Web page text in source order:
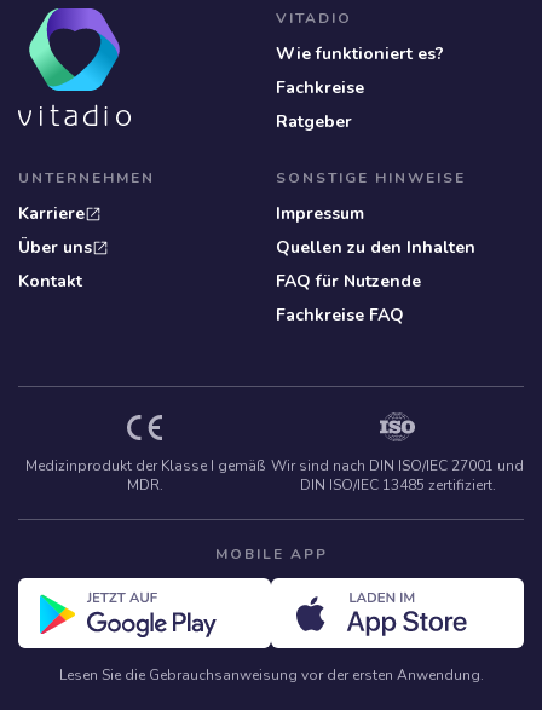
VITADIO
Wie funktioniert es?
Fachkreise
Ratgeber
UNTERNEHMEN
Karriereopen_in_new
Über unsopen_in_new
Kontakt
SONSTIGE HINWEISE
Impressum
Quellen zu den Inhalten
FAQ für Nutzende
Fachkreise FAQ
Medizinprodukt der Klasse I gemäß
MDR.
Wir sind nach DIN ISO/IEC 27001 und
DIN ISO/IEC 13485 zertifiziert.
MOBILE APP
Lesen Sie die Gebrauchsanweisung vor der ersten Anwendung.